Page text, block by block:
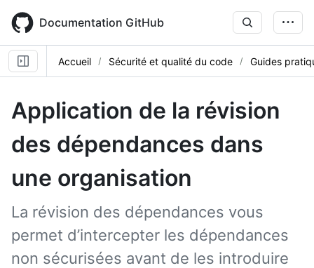
main
content
Documentation GitHub
Accueil Sécurité et qualité du code Guides
Application de la révision
des dépendances dans
une organisation
La révision des dépendances vous
permet d’intercepter les dépendances
non sécurisées avant de les introduire